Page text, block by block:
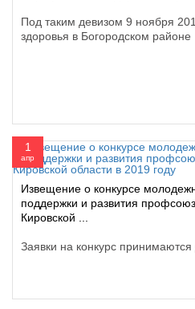
Под таким девизом 9 ноября
здоровья в Богородском районе
1
апр
Извещение о конкурсе
поддержки и развития
Кировской ...
Заявки на конкурс